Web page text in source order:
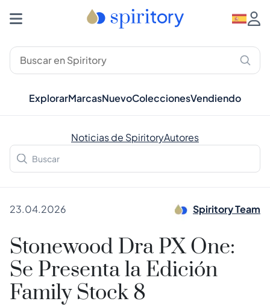
ExplorarMarcasNuevoColeccionesVendiendo
Noticias de SpiritoryAutores
23.04.2026 Spiritory Team
Stonewood Dra PX One:
Se Presenta la Edición
Family Stock 8